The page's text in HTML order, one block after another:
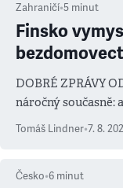
Zahraničí•5 minut
Finsko
DOBRÉ ZPRÁVY
náročný současně:
prioritu
Tomáš Lindner•7. 8.
Česko•6 minut